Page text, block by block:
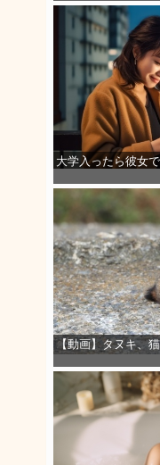
大学入ったら彼女
【動画】タヌキ、